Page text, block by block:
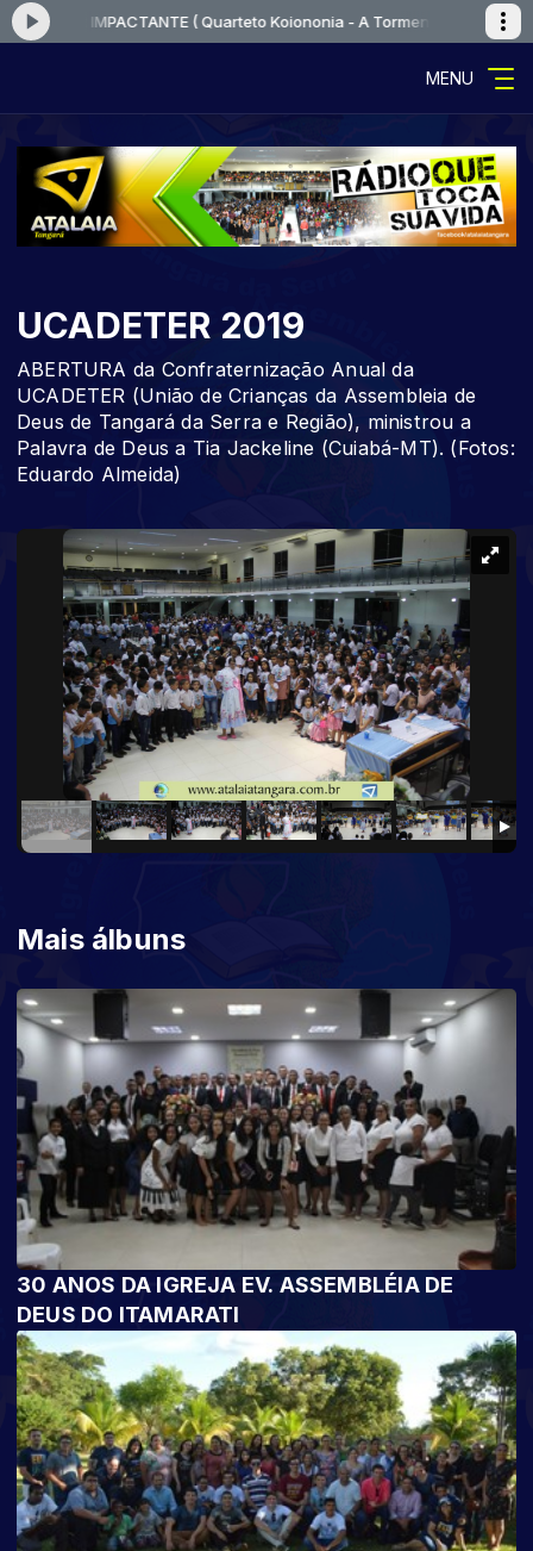
IMPACTANTE ( Quarteto Koiononia - A Tormenta )Tocando agora:
MENU
UCADETER 2019
ABERTURA da Confraternização Anual da
UCADETER (União de Crianças da Assembleia de
Deus de Tangará da Serra e Região), ministrou a
Palavra de Deus a Tia Jackeline (Cuiabá-MT). (Fotos:
Eduardo Almeida)
Mais álbuns
30 ANOS DA IGREJA EV. ASSEMBLÉIA DE
DEUS DO ITAMARATI